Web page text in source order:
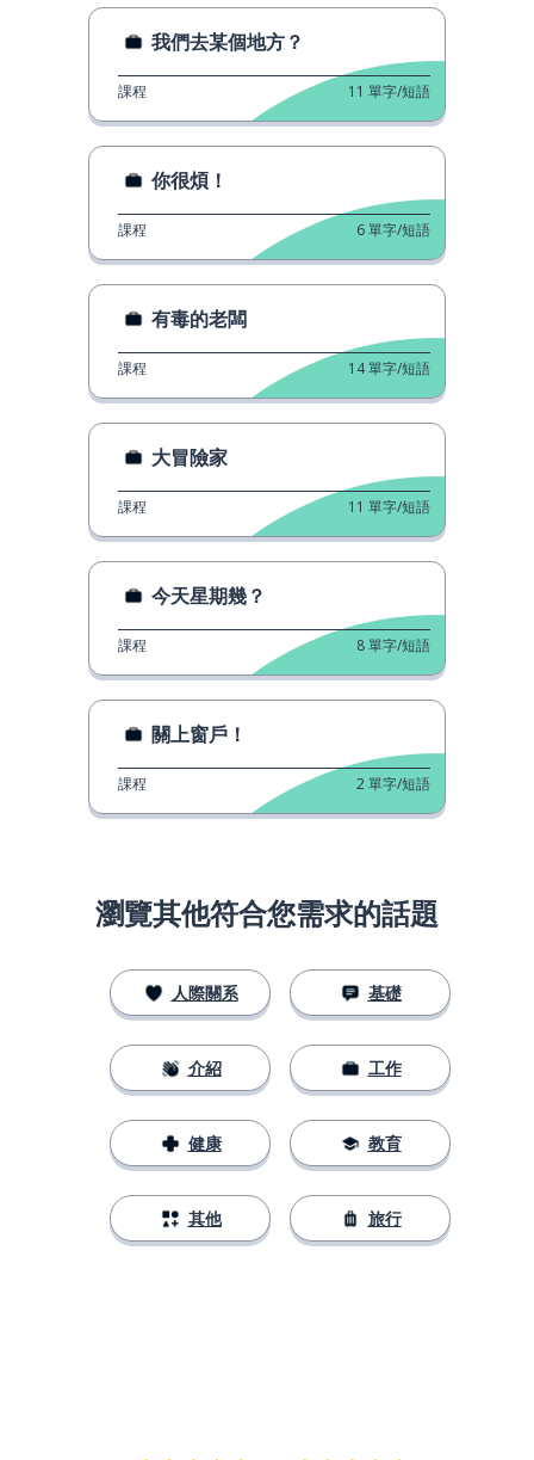
我們去某個地方？
課程 11 單字/短語
你很煩！
課程 6單字/短語
有毒的老闆
課程 14單字/短語
大冒險家
課程 11 單字/短語
今天星期幾？
課程 8單字/短語
關上窗戶！
課程 2單字/短語
瀏覽其他符合您需求的話題
人際關系
介紹
健康
其他
基礎
工作
教育
旅行